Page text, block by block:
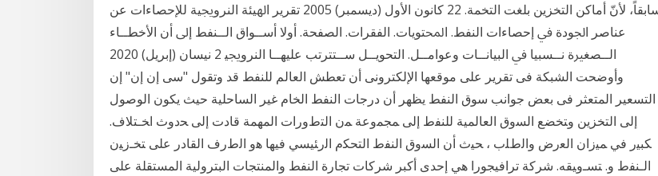
سابقاً، لأنّ أماكن التخزين بلغت التخمة. 22 كانون الأول (ديسمبر) 2005 ﺗﻘﺮﻳﺮ ﺍﳍﻴﺌﺔ ﺍﻟﻨﺮﻭﳚﻴﺔ ﻟﻺﺣﺼﺎﺀﺍﺕ ﻋﻦ
ﻋﻨﺎﺻﺮ ﺍﳉﻮﺩﺓ ﰲ ﺇﺣﺼﺎﺀﺍﺕ ﺍﻟﻨﻔﻂ. ﺍﶈﺘﻮﻳﺎﺕ. ﺍﻟﻔﻘﺮﺍﺕ. ﺍﻟﺼﻔﺤﺔ. ﺃﻭﻻ ﺃﺳــﻮﺍﻕ ﺍﻟــﻨﻔﻂ ﺇﱃ ﺃﻥ ﺍﻷﺧﻄــﺎﺀ
ﺍﻟــﺼﻐﲑﺓ ﻧــﺴﺒﻴﺎ ﰲ ﺍﻟﺒﻴﺎﻧــﺎﺕ ﻭﻋﻮﺍﻣــﻞ. ﺍﻟﺘﺤﻮﻳــﻞ ﺳــﺘﺘﺮﺗﺐ ﻋﻠﻴﻬــﺎ ﺍﻟﻨﺮﻭﳚﻴ 2 نيسان (إبريل) 2020
وأوضحت الشبكة فى تقرير على موقعها الإلكترونى أن تعطش العالم للنفط قد وتقول "سى إن إن" إن
التسعير المتعثر فى بعض جوانب سوق النفط يظهر أن درجات النفط الخام غير الساحلية حيث يكون الوصول
إلى التخزين ﻭﺘﺨﻀﻊ ﺍﻟﺴﻭﻕ ﺍﻟﻌﺎﻟﻤﻴﺔ ﻟﻠﻨﻔﻁ ﺇﻟﻰ ﻤﺠﻤﻭﻋﺔ ﻤﻥ ﺍﻟﺘﻁﻭﺭﺍﺕ ﺍﻟﻤﻬﻤﺔ ﻗﺎﺩﺕ ﺇﻟﻰ ﺤﺩﻭﺙ ﺍﺨـﺘﻼﻑ.
ﻜﺒﻴﺭ ﻓﻲ ﻤﻴﺯﺍﻥ ﺍﻟﻌﺭﺽ ﻭﺍﻟﻁﻠﺏ ، ﺤﻴﺙ ﺃﻥ ﺍﻟﺴﻭﻕ ﺍﻟﻨﻔﻁ ﺍﻟﺘﺤﻜﻡ ﺍﻟﺭﺌﻴﺴﻲ ﻓﻴﻬﺎ ﻫﻭ ﺍﻟﻁﺭﻑ ﺍﻟﻘﺎﺩﺭ ﻋﻠﻰ ﺘﺨـﺯﻴﻥ
ﺍﻟـﻨﻔﻁ ﻭ. ﺘﺴـﻭﻴﻘﻪ. شركة ترافيجورا هي إحدى أكبر شركات تجارة النفط والمنتجات البترولية المستقلة على